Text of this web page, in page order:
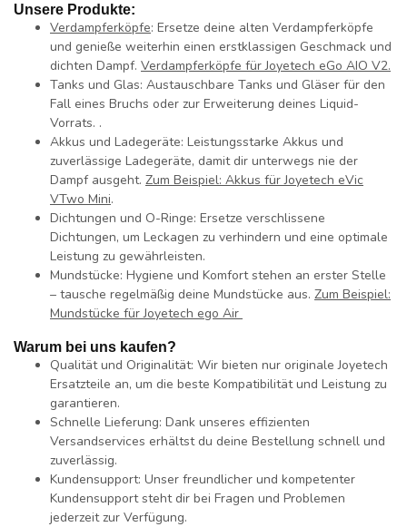
Unsere Produkte:
Verdampferköpfe: Ersetze deine alten Verdampferköpfe
und genieße weiterhin einen erstklassigen Geschmack und
dichten Dampf. Verdampferköpfe fürJoyetech eGo AIO V2.
Tanks und Glas: Austauschbare Tanks und Gläser für den
Fall eines Bruchs oder zur Erweiterung deines Liquid-
Vorrats. .
Akkus und Ladegeräte: Leistungsstarke Akkus und
zuverlässige Ladegeräte, damit dir unterwegs nie der
Dampf ausgeht. Zum Beispiel: Akkus für Joyetech eVic
VTwo Mini.
Dichtungen und O-Ringe: Ersetze verschlissene
Dichtungen, um Leckagen zu verhindern und eine optimale
Leistung zu gewährleisten.
Mundstücke: Hygiene und Komfort stehen an erster Stelle
– tausche regelmäßig deine Mundstücke aus. Zum Beispiel:
Mundstücke fürJoyetech ego Air
Warum bei uns kaufen?
Qualität und Originalität: Wir bieten nur originale Joyetech
Ersatzteile an, um die beste Kompatibilität und Leistung zu
garantieren.
Schnelle Lieferung: Dank unseres effizienten
Versandservices erhältst du deine Bestellung schnell und
zuverlässig.
Kundensupport: Unser freundlicher und kompetenter
Kundensupport steht dir bei Fragen und Problemen
jederzeit zur Verfügung.